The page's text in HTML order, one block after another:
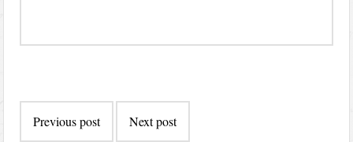
navigation
Previous post Next post